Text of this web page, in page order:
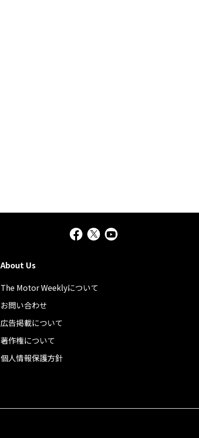
About Us
The Motor Weeklyについて
お問い合わせ
広告掲載について
著作権について
個人情報保護方針